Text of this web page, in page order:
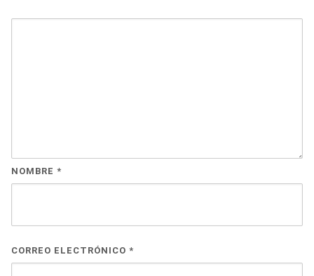
NOMBRE *
CORREO ELECTRÓNICO *